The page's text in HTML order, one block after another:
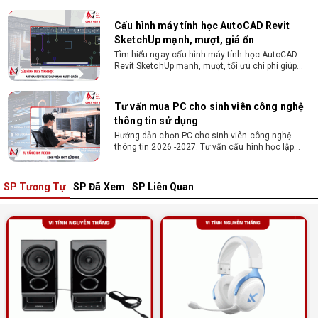
Cấu hình máy tính học AutoCAD Revit
SketchUp mạnh, mượt, giá ổn
Tìm hiểu ngay cấu hình máy tính học AutoCAD
Revit SketchUp mạnh, mượt, tối ưu chi phí giúp
Tư vấn mua PC cho sinh viên công nghệ
thông tin sử dụng
Hướng dẫn chọn PC cho sinh viên công nghệ
thông tin 2026 -2027. Tư vấn cấu hình học lập
Sinh viên nên mua laptop hay PC ?
khoăn của nhiều tân sinh viên khi chọn máy học
tập. Xem ngay phân tích để chọn thiết bị chuẩn
Laptop Sinh Viên 15–20 Triệu 2026: Cấu
Tìm laptop sinh viên 15–20 triệu phù hợp ngành
học năm 2026? Khám phá cách chọn cấu hình,
SP Tương Tự SP Đã Xem SP Liên Quan